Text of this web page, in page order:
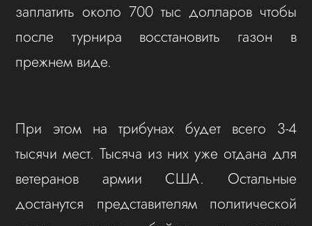
заплатить около 700 тыс долларов чтобы
после турнира восстановить газон в
прежнем виде.
При этом на трибунах будет всего 3-4
тысячи мест. Тысяча из них уже отдана для
ветеранов армии США. Остальные
достанутся представителям политической